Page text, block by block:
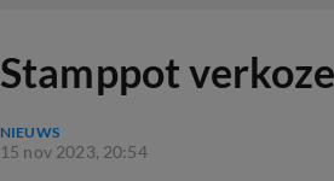
Stamppot
NIEUWS
15 nov 2023, 20:54